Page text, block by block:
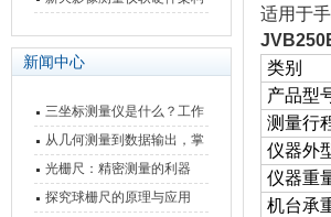
新闻中心
三坐标测量仪是什么？工作
原理、分类与核心功能一次
讲清
从几何测量到数据输出，掌
握万濠影像测量仪的六大核
心能力
光栅尺：精密测量的利器
探究球栅尺的原理与应用
适用于
类别
产品型
测量行
仪器外
仪器重
机台承